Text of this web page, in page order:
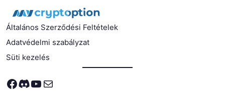
Általános Szerződési Feltételek
Adatvédelmi szabályzat
Süti kezelés
Facebook
Discord
YouTube
Mail